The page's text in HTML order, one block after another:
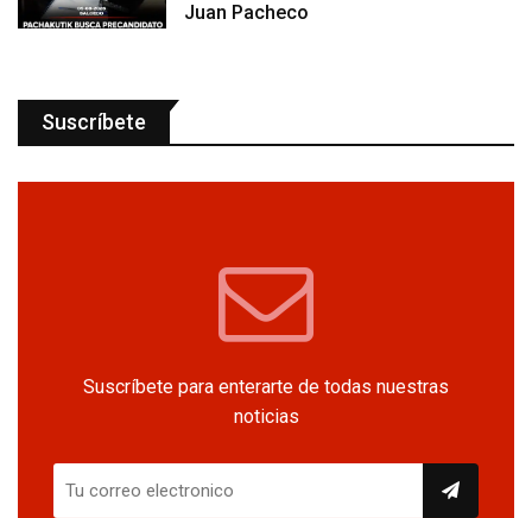
Juan Pacheco
Suscríbete
Suscríbete para enterarte de todas nuestras
noticias